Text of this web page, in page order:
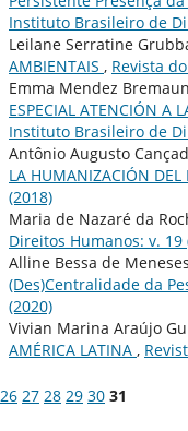
Instituto Brasileiro de
Leilane Serratine
AMBIENTAIS , Revista
Emma Mendez
ESPECIAL ATENCIÓN A
Instituto Brasileiro de
Antônio Augusto
LA HUMANIZACIÓN DEL
(2018)
Maria de Nazaré da
Direitos Humanos: v. 19
Alline Bessa de
(Des)Centralidade da
(2020)
Vivian Marina Araújo
AMÉRICA LATINA ,
26 27 28 29 30 31